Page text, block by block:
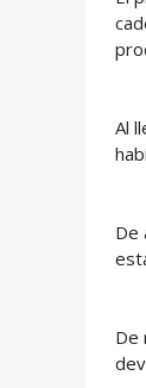
Al
De
De